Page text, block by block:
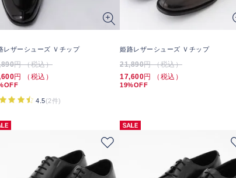
レザーシューズ Ｖチップ
円 （税込）
円 （税込）
4.5(2件)
姫路レザーシューズ Ｖチップ
21,890円 （税込）
17,600円 （税込）
19%OFF